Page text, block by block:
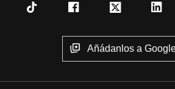
Añádanlos a